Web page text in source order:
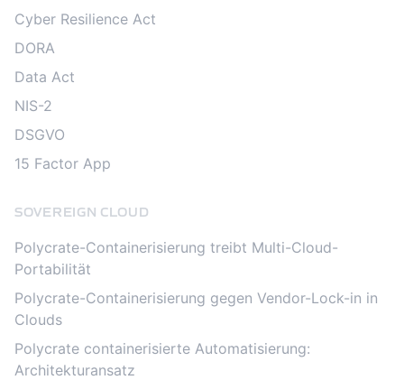
Cyber Resilience Act
DORA
Data Act
NIS-2
DSGVO
15 Factor App
SOVEREIGN CLOUD
Polycrate-Containerisierung treibt Multi-Cloud-
Portabilität
Polycrate-Containerisierung gegen Vendor-Lock-in in
Clouds
Polycrate containerisierte Automatisierung:
Architekturansatz